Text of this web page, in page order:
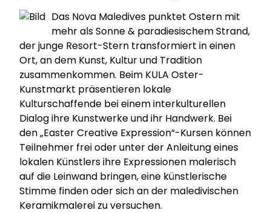
Das Nova Maledives punktet Ostern mit
mehr als Sonne & paradiesischem Strand,
der junge Resort-Stern transformiert in einen
Ort, an dem Kunst, Kultur und Tradition
zusammenkommen. Beim KULA Oster-
Kunstmarkt präsentieren lokale
Kulturschaffende bei einem interkulturellen
Dialog ihre Kunstwerke und ihr Handwerk. Bei
den „Easter Creative Expression“-Kursen können
Teilnehmer frei oder unter der Anleitung eines
lokalen Künstlers ihre Expressionen malerisch
auf die Leinwand bringen, eine künstlerische
Stimme finden oder sich an der maledivischen
Keramikmalerei zu versuchen.